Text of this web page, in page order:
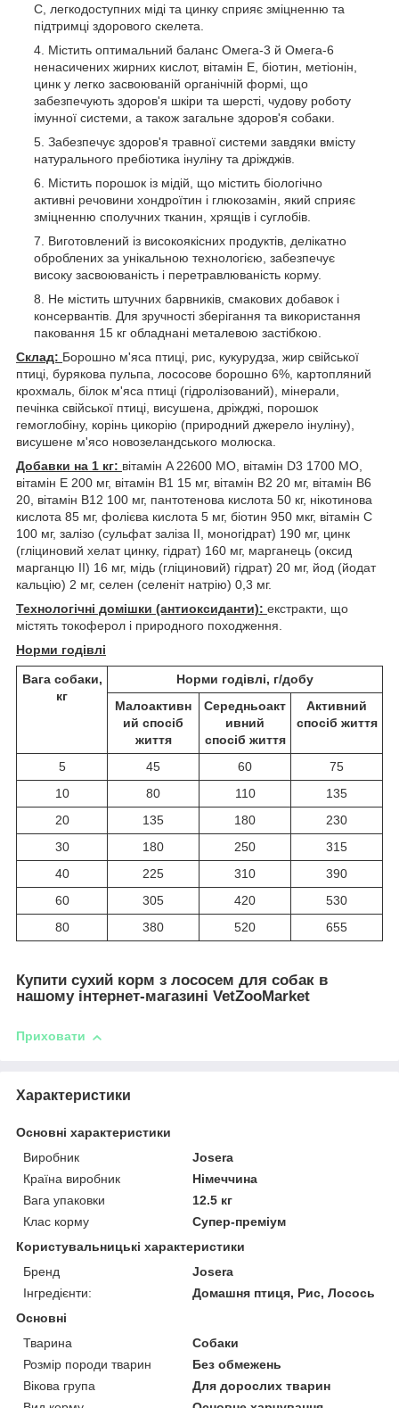
С, легкодоступних міді та цинку сприяє зміцненню та
підтримці здорового скелета.
Містить оптимальний баланс Омега-3 й Омега-6
ненасичених жирних кислот, вітамін Е, біотин, метіонін,
цинк у легко засвоюваній органічній формі, що
забезпечують здоров'я шкіри та шерсті, чудову роботу
імунної системи, а також загальне здоров'я собаки.
Забезпечує здоров'я травної системи завдяки вмісту
натурального пребіотика інуліну та дріжджів.
Містить порошок із мідій, що містить біологічно
активні речовини хондроїтин і глюкозамін, який сприяє
зміцненню сполучних тканин, хрящів і суглобів.
Виготовлений із високоякісних продуктів, делікатно
оброблених за унікальною технологією, забезпечує
високу засвоюваність і перетравлюваність корму.
Не містить штучних барвників, смакових добавок і
консервантів. Для зручності зберігання та використання
паковання 15 кг обладнані металевою застібкою.
Склад: Борошно м'яса птиці, рис, кукурудза, жир свійської
птиці, бурякова пульпа, лососове борошно 6%, картопляний
крохмаль, білок м'яса птиці (гідролізований), мінерали,
печінка свійської птиці, висушена, дріжджі, порошок
гемоглобіну, корінь цикорію (природний джерело інуліну),
висушене м'ясо новозеландського молюска.
Добавки на 1 кг: вітамін A 22600 МО, вітамін D3 1700 МО,
вітамін E 200 мг, вітамін B1 15 мг, вітамін B2 20 мг, вітамін B6
20, вітамін B12 100 мг, пантотенова кислота 50 кг, нікотинова
кислота 85 мг, фолієва кислота 5 мг, біотин 950 мкг, вітамін C
100 мг, залізо (сульфат заліза ІІ, моногідрат) 190 мг, цинк
(гліциновий хелат цинку, гідрат) 160 мг, марганець (оксид
марганцю II) 16 мг, мідь (гліциновий) гідрат) 20 мг, йод (йодат
кальцію) 2 мг, селен (селеніт натрію) 0,3 мг.
Технологічні домішки (антиоксиданти): екстракти, що
містять токоферол і природного походження.
Норми годівлі
Вага собаки,
кг
Норми годівлі, г/добу
Малоактивн
ий спосіб
життя
Середньоакт
ивний
спосіб життя
Активний
спосіб життя
5 45 60
75
10
80 110
135
20
135 180
230
30
180 250
315
40
225 310
390
60
305 420
530
80
380 520 655
Купити сухий корм з лососем для собак в
нашому інтернет-магазині VetZooMarket
Приховати
Характеристики
Основні характеристики
Виробник
Josera
Країна виробник
Німеччина
Вага упаковки
12.5 кг
Клас корму
Супер-преміум
Користувальницькі характеристики
Бренд
Josera
Інгредієнти:
Домашня птиця, Рис, Лосось
Основні
Тварина
Собаки
Розмір породи тварин
Без обмежень
Вікова група
Для дорослих тварин